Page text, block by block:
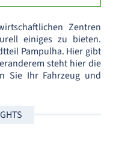
Zentren
einiges zu bieten.
Pampulha. Hier gibt
steht hier die
Sie Ihr Fahrzeug und